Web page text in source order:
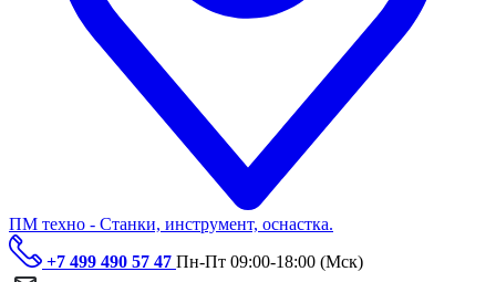
ПМ техно - Станки, инструмент, оснастка.
+7 499 490 57 47 Пн-Пт 09:00-18:00 (Мск)